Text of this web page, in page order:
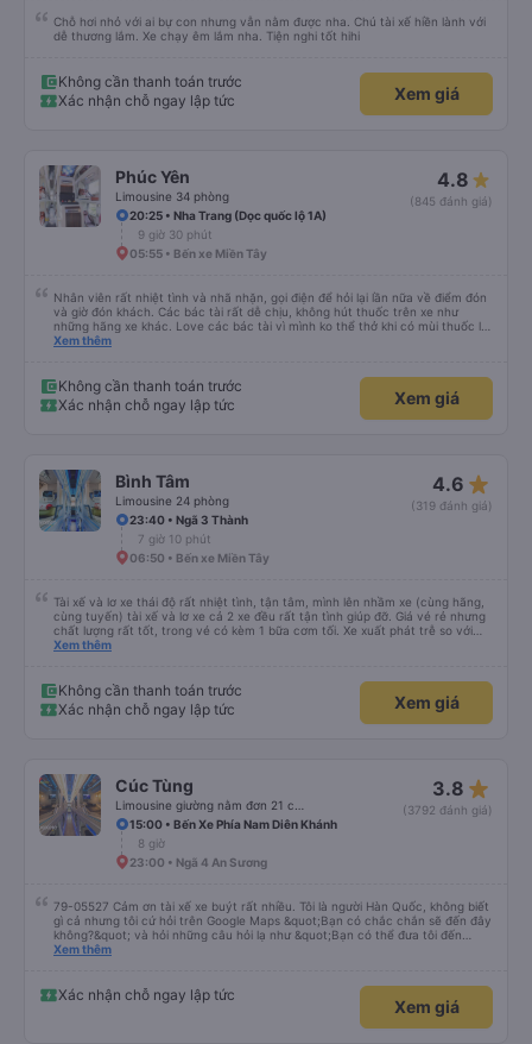
Chỗ hơi nhỏ với ai bự con nhưng vẫn nằm được nha. Chú tài xế hiền lành với
dễ thương lắm. Xe chạy êm lắm nha. Tiện nghi tốt hihi
Không cần thanh toán trước
Xác nhận chỗ ngay lập tức
Xem giá
Phúc Yên
Limousine 34 phòng
4.8
(845 đánh giá)
20:25 • Nha Trang (Dọc quốc lộ 1A)
9 giờ 30 phút
05:55 • Bến xe Miền Tây
Nhân viên rất nhiệt tình và nhã nhặn, gọi điện để hỏi lại lần nữa về điểm đón
và giờ đón khách. Các bác tài rất dễ chịu, không hút thuốc trên xe như
những hãng xe khác. Love các bác tài vì mình ko thể thở khi có mùi thuốc lá.
Xe đẹp, có đèn riêng có thể tự tắt mở khi cần. Sạch sẽ lắm, kính xe sạch và
thoải mái. Nhưng hình như bề ngang của dãy sát kính có hơi nhỏ hơn 1 xíu.
Điểm trừ lớn là có wifi nhưng không xài được. Mong nhà xe đầu tư cho wifi
hơn. Xe có tới 2 bác tài và 1 anh phục vụ, đội ngũ tổng cộng 3 người, và họ
Dịch vụ vượt sự mong đợi. Hình ảnh đúng sự thật, dịch vụ thật. Sẽ giới thiệu
bạn bè
Xem thêm
Không cần thanh toán trước
Xác nhận chỗ ngay lập tức
Xem giá
Bình Tâm
Limousine 24 phòng
4.6 star_rate
(319 đánh giá)
23:40 • Ngã 3 Thành
7 giờ 10 phút
06:50 • Bến xe Miền Tây
Tài xế và lơ xe thái độ rất nhiệt tình, tận tâm, mình lên nhầm xe (cùng hãng,
cùng tuyến) tài xế và lơ xe cả 2 xe đều rất tận tình giúp đỡ. Giá vé rẻ nhưng
chất lượng rất tốt, trong vé có kèm 1 bữa cơm tối. Xe xuất phát trễ so với
trên app 45p, nhưng do bão nên trời mưa rất to, có thể thông cảm được.
Xem thêm
Không cần thanh toán trước
Xác nhận chỗ ngay lập tức
Xem giá
Cúc Tùng 3.8 star_rate
(3792 đánh giá)
15:00 • Bến Xe Phía Nam Diên Khánh
8 giờ
23:00 • Ngã 4 An Sương
79-05527 Cảm ơn tài xế xe buýt rất nhiều. Tôi là người Hàn Quốc, không biết
gì cả nhưng tôi cứ hỏi trên Google Maps &quot;Bạn có chắc chắn sẽ đến đây
không?&quot; và hỏi những câu hỏi lạ như &quot;Bạn có thể đưa tôi đến
khách sạn của chúng tôi không?&quot; Nhưng tài xế đã quan tâm. của mọi
limousine vào buổi sáng. ngu ngốc đến mức tôi nghĩ tài xế đã giúp tôi. Nếu
tài xế không ở đó, tôi vẫn đang suy nghĩ về câu chuyện đó vì nó chắc hẳn
rất nguy hiểm.. Cảm ơn rất nhiều.. Cảm ơn xe buýt 79-05527 rất nhiều tài
Xem thêm
Xác nhận chỗ ngay lập tức
Xem giá